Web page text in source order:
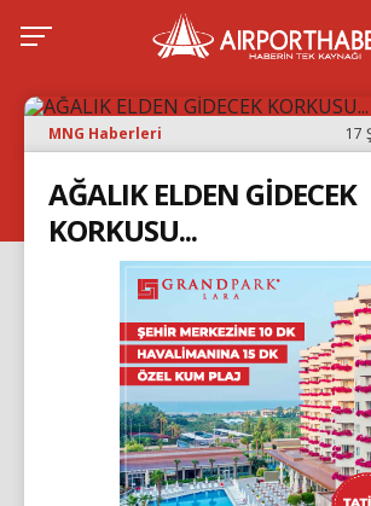
MNG Haberleri 17
AĞALIK ELDEN GİDECEK
KORKUSU...